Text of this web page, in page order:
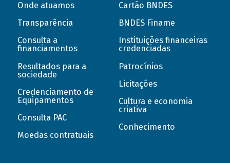
Onde atuamos
Transparência
Consulta a
financiamentos
Resultados para a
sociedade
Credenciamento de
Equipamentos
Consulta PAC
Moedas contratuais
Cartão BNDES
BNDES Finame
Instituições financeiras
credenciadas
Patrocínios
Licitações
Cultura e economia
criativa
Conhecimento